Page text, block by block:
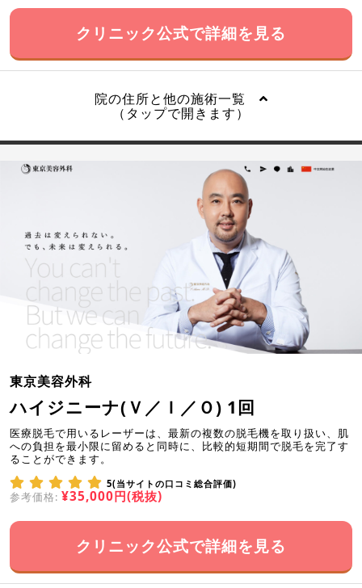
クリニック公式で詳細を見る
院の住所と他の施術一覧
（タップで開きます）
東京美容外科
ハイジニーナ(Ｖ／Ｉ／Ｏ) 1回
医療脱毛で用いるレーザーは、最新の複数の脱毛機を取り扱い、肌
への負担を最小限に留めると同時に、比較的短期間で脱毛を完了す
ることができます。
5(当サイトの口コミ総合評価)
参考価格: ¥35,000円(税抜)
クリニック公式で詳細を見る